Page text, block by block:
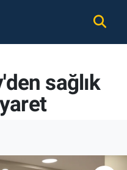
sağlık